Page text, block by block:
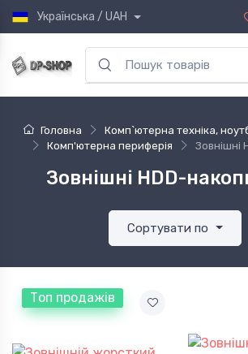
Українська / UAH
Головна
Комп`ютерна техніка,
Комп'ютерна периферія
Зовнішні
Зовнішні HDD-
Сортувати по
Топ продажів